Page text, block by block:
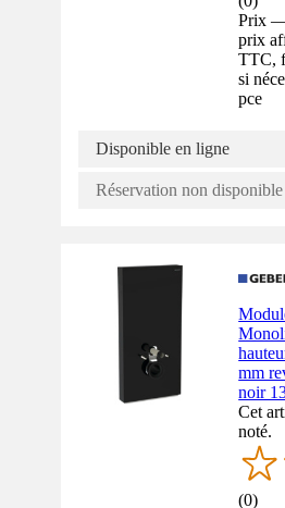
Prix —
prix
TTC,
si
pce
Disponible en ligne
Réservation non disponible
mm
noir
Cet
noté.
(0)